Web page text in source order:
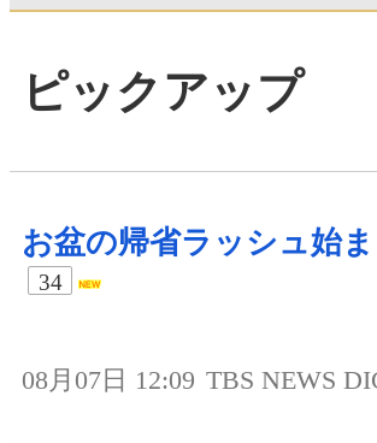
ピックアップ
お盆の帰省ラッシュ始
34
08月07日 12:09 TBS NEWS